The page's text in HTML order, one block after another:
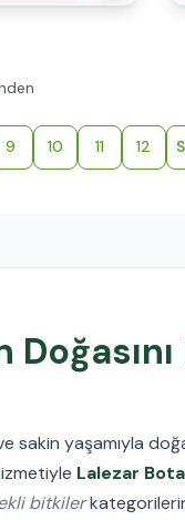
9 10 11 12
sakin yaşamıyla
Lalezar
bitkiler